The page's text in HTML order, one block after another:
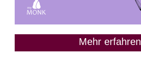
Mehr erfahren